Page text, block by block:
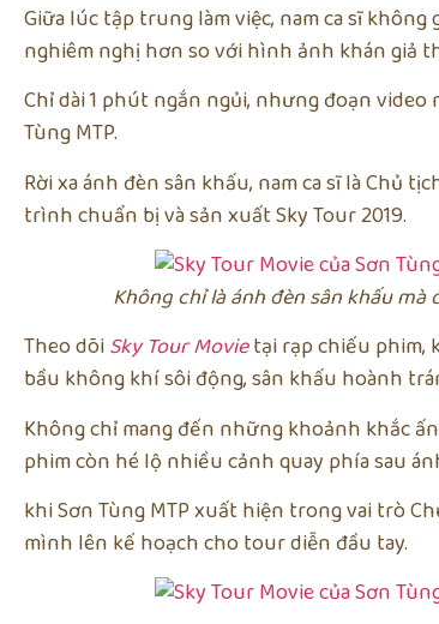
Giữa lúc tập trung làm việc, nam ca sĩ
nghiêm nghị hơn so với hình ảnh khán giả
Chỉ dài 1 phút ngắn ngủi, nhưng đoạn
Tùng MTP.
Rời xa ánh đèn sân khấu, nam ca sĩ là Chủ
trình chuẩn bị và sản xuất Sky Tour 2019.
Không chỉ là ánh đèn sân khấu mà
Theo dõiSky Tour Movietại rạp chiếu phim,
bầu không khí sôi động, sân khấu hoành
Không chỉ mang đến những khoảnh khắc
phim còn hé lộ nhiều cảnh quay phía sau
khi Sơn Tùng MTP xuất hiện trong vai trò
mình lên kế hoạch cho tour diễn đầu tay.